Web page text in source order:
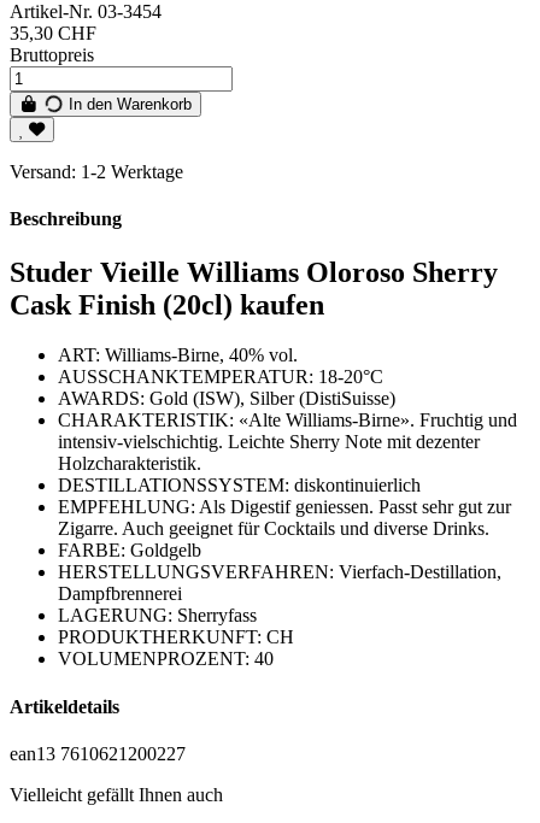
Artikel-Nr. 03-3454
35,30 CHF
Bruttopreis
In den Warenkorb
Versand: 1-2 Werktage
Beschreibung
Studer Vieille Williams Oloroso Sherry
Cask Finish (20cl) kaufen
ART: Williams-Birne, 40% vol.
AUSSCHANKTEMPERATUR: 18-20°C
AWARDS: Gold (ISW), Silber (DistiSuisse)
CHARAKTERISTIK: «Alte Williams-Birne». Fruchtig und
intensiv-vielschichtig. Leichte Sherry Note mit dezenter
Holzcharakteristik.
DESTILLATIONSSYSTEM: diskontinuierlich
EMPFEHLUNG: Als Digestif geniessen. Passt sehr gut zur
Zigarre. Auch geeignet für Cocktails und diverse Drinks.
FARBE: Goldgelb
HERSTELLUNGSVERFAHREN: Vierfach-Destillation,
Dampfbrennerei
LAGERUNG: Sherryfass
PRODUKTHERKUNFT: CH
VOLUMENPROZENT: 40
Artikeldetails
ean13 7610621200227
Vielleicht gefällt Ihnen auch